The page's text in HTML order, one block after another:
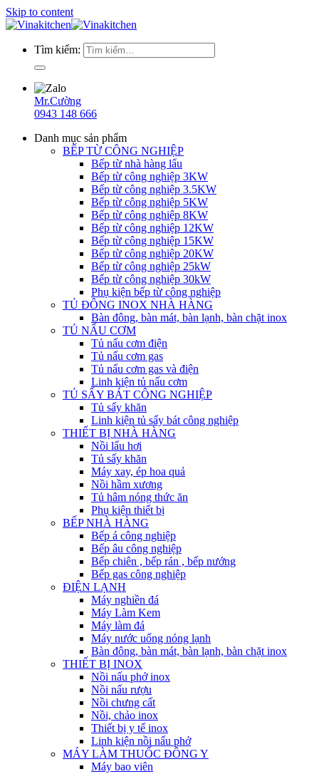
Skip to content
Tìm kiếm:
Mr.Cường
0943 148 666
Danh mục sản phẩm
BẾP TỪ CÔNG NGHIỆP
Bếp từ nhà hàng lẩu
Bếp từ công nghiệp 3KW
Bếp từ công nghiệp 3.5KW
Bếp từ công nghiệp 5KW
Bếp từ công nghiệp 8KW
Bếp từ công nghiệp 12KW
Bếp từ công nghiệp 15KW
Bếp từ công nghiệp 20KW
Bếp từ công nghiệp 25kW
Bếp từ công nghiệp 30kW
Phụ kiện bếp từ công nghiệp
TỦ ĐÔNG INOX NHÀ HÀNG
Bàn đông, bàn mát, bàn lạnh, bàn chặt inox
TỦ NẤU CƠM
Tủ nấu cơm điện
Tủ nấu cơm gas
Tủ nấu cơm gas và điện
Linh kiện tủ nấu cơm
TỦ SẤY BÁT CÔNG NGHIỆP
Tủ sấy khăn
Linh kiện tủ sấy bát công nghiệp
THIẾT BỊ NHÀ HÀNG
Nồi lẩu hơi
Tủ sấy khăn
Máy xay, ép hoa quả
Nồi hầm xương
Tủ hâm nóng thức ăn
Phụ kiện thiết bị
BẾP NHÀ HÀNG
Bếp á công nghiệp
Bếp âu công nghiệp
Bếp chiên , bếp rán , bếp nướng
Bếp gas công nghiệp
ĐIỆN LẠNH
Máy nghiền đá
Máy Làm Kem
Máy làm đá
Máy nước uống nóng lạnh
Bàn đông, bàn mát, bàn lạnh, bàn chặt inox
THIẾT BỊ INOX
Nồi nấu phở inox
Nồi nấu rượu
Nồi chưng cất
Nồi, chảo inox
Thiết bị y tế inox
Linh kiện nồi nấu phở
MÁY LÀM THUỐC ĐÔNG Y
Máy bao viên